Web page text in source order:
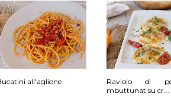
all'aglione
Raviolo di
mbuttunat su cr...